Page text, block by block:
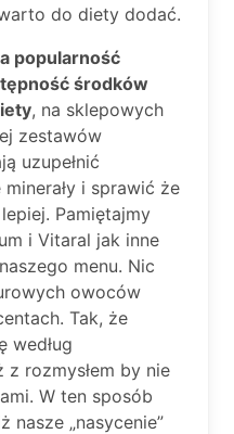
do diety dodać.
popularność
środków
, na sklepowych
zestawów
uzupełnić
i sprawić że
Pamiętajmy
i Vitaral jak inne
menu. Nic
owoców
Tak, że
według
rozmysłem by nie
W ten sposób
nasze „nasycenie”